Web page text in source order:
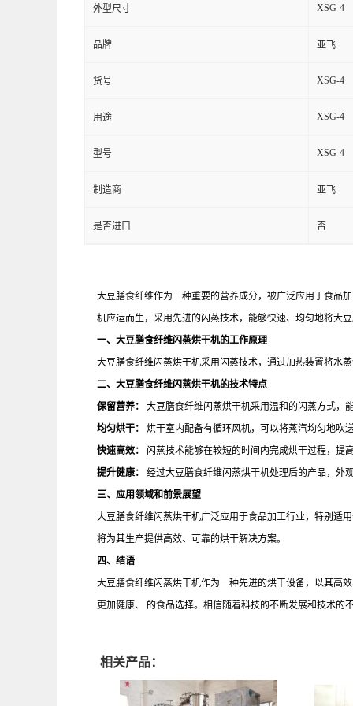
外型尺寸 XSG-4
品牌 亚飞
货号 XSG-4
用途 XSG-4
型号 XSG-4
制造商 亚飞
是否进口 否
大豆膳食纤维作为一种重要的营养成分，被广泛应用于食品
机应运而生，采用先进的闪蒸技术，能够快速、均匀地将大
一、大豆膳食纤维闪蒸烘干机的工作原理
大豆膳食纤维闪蒸烘干机采用闪蒸技术，通过加热装置将水
二、大豆膳食纤维闪蒸烘干机的技术特点
保留营养：
大豆膳食纤维闪蒸烘干机采用温和的闪蒸方式，
均匀烘干：
烘干室内配备有循环风机，可以将蒸汽均匀地吹
快速高效：
闪蒸技术能够在较短的时间内完成烘干过程，提
提升健康：
经过大豆膳食纤维闪蒸烘干机处理后的产品，外
三、应用领域和前景展望
大豆膳食纤维闪蒸烘干机广泛应用于食品加工行业，特别适
将为其生产提供高效、可靠的烘干解决方案。
四、结语
大豆膳食纤维闪蒸烘干机作为一种先进的烘干设备，以其高
更加健康、 的食品选择。相信随着科技的不断发展和技术
相关产品：